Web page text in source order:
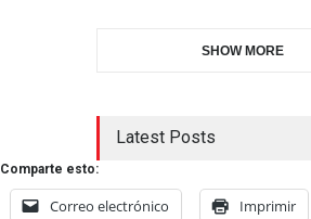
SHOW MORE
Latest Posts
Comparte esto:
Correo electrónico Imprimir